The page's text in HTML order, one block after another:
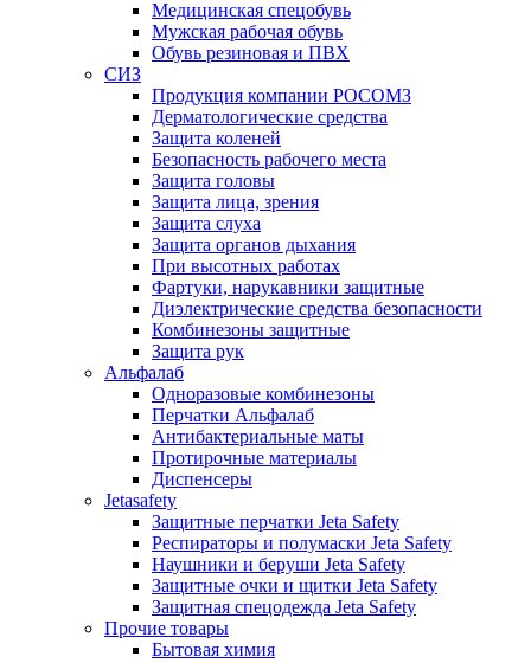
Медицинская спецобувь
Мужская рабочая обувь
Обувь резиновая и ПВХ
СИЗ
Продукция компании РОСОМЗ
Дерматологические средства
Защита коленей
Безопасность рабочего места
Защита головы
Защита лица, зрения
Защита слуха
Защита органов дыхания
При высотных работах
Фартуки, нарукавники защитные
Диэлектрические средства безопасности
Комбинезоны защитные
Защита рук
Альфалаб
Одноразовые комбинезоны
Перчатки Альфалаб
Антибактериальные маты
Протирочные материалы
Диспенсеры
Jetasafety
Защитные перчатки Jeta Safety
Респираторы и полумаски Jeta Safety
Наушники и беруши Jeta Safety
Защитные очки и щитки Jeta Safety
Защитная спецодежда Jeta Safety
Прочие товары
Бытовая химия